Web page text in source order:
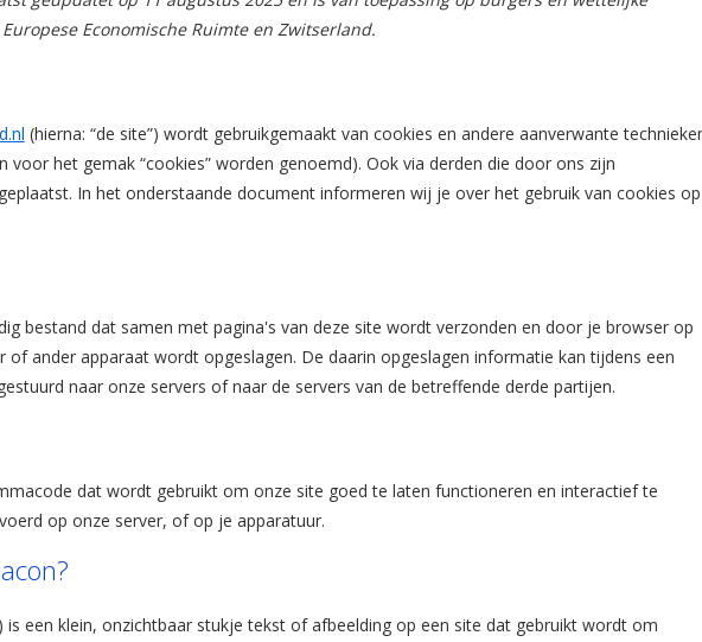
Economische Ruimte en Zwitserland.
(hierna: “de site”) wordt gebruikgemaakt van cookies en andere aanverwante
voor het gemak “cookies” worden genoemd). Ook via derden die door ons zijn
In het onderstaande document informeren wij je over het gebruik van cookies op
bestand dat samen met pagina's van deze site wordt verzonden en door je browser op
of ander apparaat wordt opgeslagen. De daarin opgeslagen informatie kan tijdens een
naar onze servers of naar de servers van de betreffende derde partijen.
dat wordt gebruikt om onze site goed te laten functioneren en interactief te
op onze server, of op je apparatuur.
is een klein, onzichtbaar stukje tekst of afbeelding op een site dat gebruikt wordt om